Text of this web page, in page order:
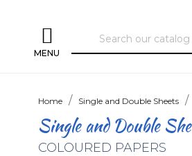
MENU
Home Single and Double Sheets
Single and Double
COLOURED PAPERS